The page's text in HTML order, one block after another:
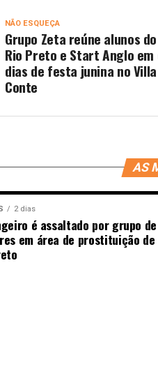
NÃO ESQUEÇA
Grupo Zeta reúne alunos
Rio Preto e Start Anglo em
dias de festa junina no Villa
Conte
AS
2 dias
é assaltado por grupo de
em área de prostituição de